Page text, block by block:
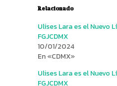
Relacionado
Ulises Lara es el Nuevo
FGJCDMX
10/01/2024
En «CDMX»
Ulises Lara es el Nuevo
FGJCDMX